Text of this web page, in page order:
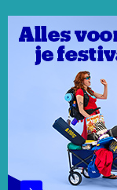
E
S
T
I
N